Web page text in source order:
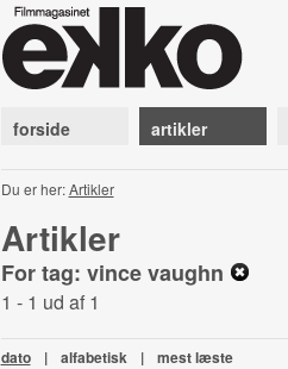
forside artikler
Du er her:Artikler
Artikler
For tag: vince vaughn
1 - 1 ud af 1
dato | alfabetisk | mest læste